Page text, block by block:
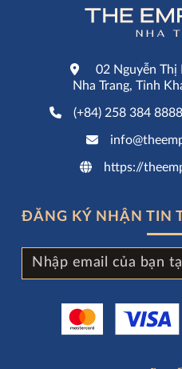
02 Nguyễn
Nha Trang, Tỉnh
(+84) 258 384 8888
https://
ĐĂNG KÝ NHẬN TIN